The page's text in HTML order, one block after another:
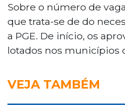
Sobre o número de
que trata-se de do
a PGE. De início, os
lotados nos municípios
VEJA TAMBÉM